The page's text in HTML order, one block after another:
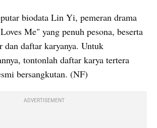
biodata Lin Yi, pemeran drama
Me" yang penuh pesona, beserta
dan daftar karyanya. Untuk
tontonlah daftar karya tertera
bersangkutan. (NF)
ADVERTISEMENT